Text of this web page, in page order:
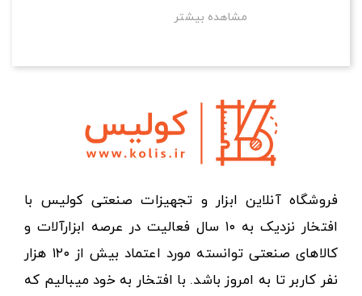
مشاهده بیشتر
فروشگاه آنلاین ابزار و تجهیزات صنعتی کولیس با
افتخار نزدیک به ۱۰ سال فعالیت در عرصه ابزارآلات و
کالاهای صنعتی توانسته مورد اعتماد بیش از ۱۲۰ هزار
نفر کاربر تا به امروز باشد. با افتخار به خود میبالیم که